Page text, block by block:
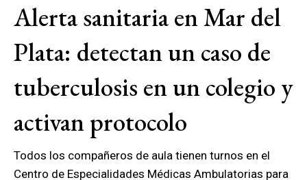
Alerta sanitaria en Mar del
Plata: detectan un caso de
tuberculosis en un colegio y
activan protocolo
Todos los compañeros de aula tienen turnos en el
Centro de Especialidades Médicas Ambulatorias para